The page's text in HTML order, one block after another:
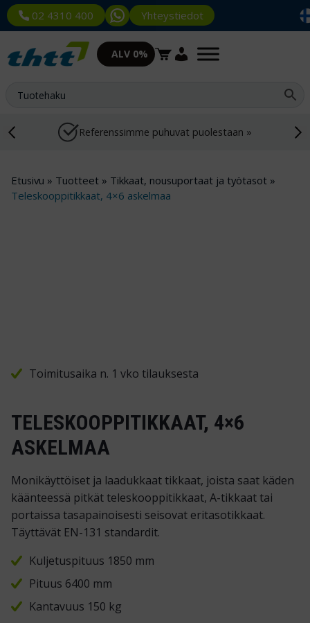
02 4310 400 Yhteystiedot
ALV 0%
Referenssimme puhuvat puolestaan »
Etusivu » Tuotteet » Tikkaat, nousuportaat ja työtasot »
Teleskooppitikkaat, 4×6 askelmaa
Toimitusaika n. 1 vko tilauksesta
TELESKOOPPITIKKAAT, 4×6
ASKELMAA
Monikäyttöiset ja laadukkaat tikkaat, joista saat käden
käänteessä pitkät teleskooppitikkaat, A-tikkaat tai
portaissa tasapainoisesti seisovat eritasotikkaat.
Täyttävät EN-131 standardit.
Kuljetuspituus 1850 mm
Pituus 6400 mm
Kantavuus 150 kg